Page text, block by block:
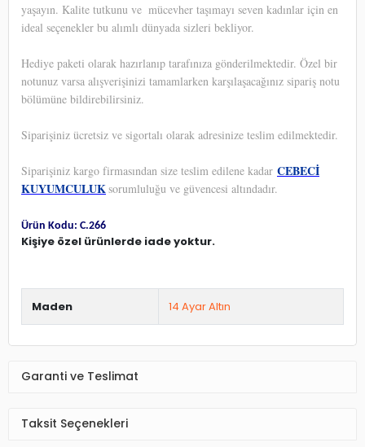
yaşayın. Kalite tutkunu ve mücevher taşımayı seven kadınlar için en
ideal seçenekler bu alımlı dünyada sizleri bekliyor.
Hediye paketi olarak hazırlanıp tarafınıza gönderilmektedir. Özel bir
notunuz varsa alışverişinizi tamamlarken karşılaşacağınız sipariş notu
bölümüne bildirebilirsiniz.
Siparişiniz ücretsiz ve sigortalı olarak adresinize teslim edilmektedir.
Siparişiniz kargo firmasından size teslim edilene kadar CEBECİ
KUYUMCULUKsorumluluğu ve güvencesi altındadır.
Ürün Kodu: C.266
Kişiye özel ürünlerde iade yoktur.
Maden 14 Ayar Altın
Garanti ve Teslimat
Taksit Seçenekleri